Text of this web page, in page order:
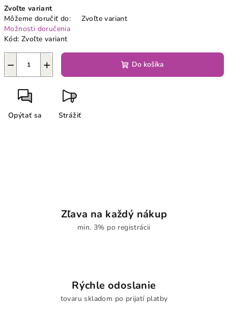
cena:
Zvoľte variant
Môžeme doručiť do:
Zvoľte variant
Možnosti doručenia
Kód: Zvoľte variant
+
− Do košíka
Opýtať sa Strážiť
Zľava na každý nákup
min. 3% po registrácii
Rýchle odoslanie
tovaru skladom po prijatí platby